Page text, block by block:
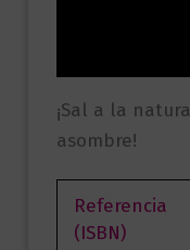
¡Sal a la
asombre!
Referencia
(ISBN)